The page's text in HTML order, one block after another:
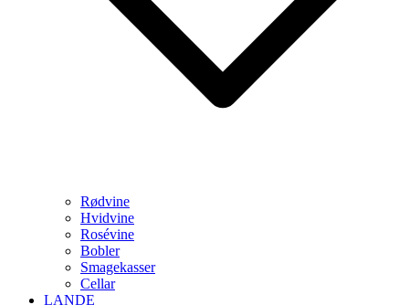
Rødvine
Hvidvine
Rosévine
Bobler
Smagekasser
Cellar
LANDE